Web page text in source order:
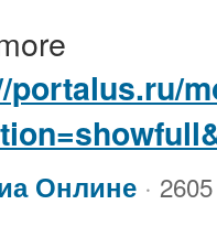
portalus.ru/
Онлине ·